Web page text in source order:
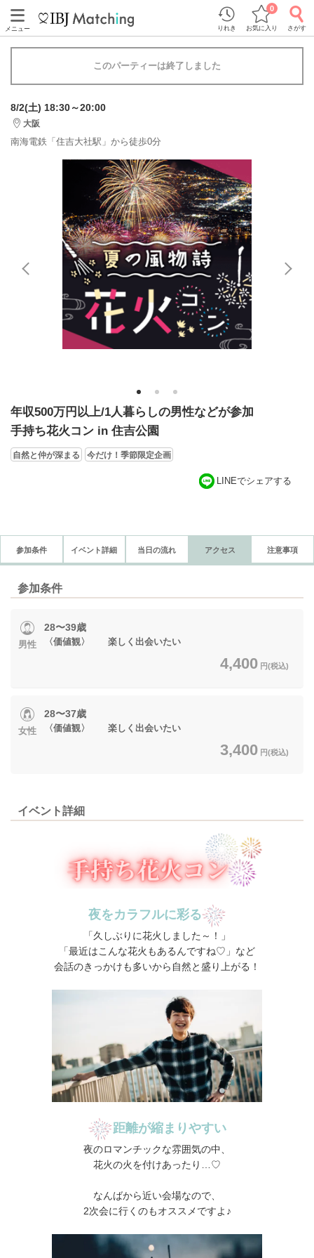
メニュー りれき お気に入り
0
さがす
このパーティーは終了しました
8/2(土) 18:30～20:00
大阪
南海電鉄「住吉大社駅」から徒歩0分
1 2 3
年収500万円以上/1人暮らしの男性などが参加
手持ち花火コン in 住吉公園
自然と仲が深まる 今だけ！季節限定企画
LINEでシェアする
参加条件 イベント詳細 当日の流れ アクセス 注意事項
参加条件
男性
28〜39歳
〈価値観〉 楽しく出会いたい
4,400 円(税込)
女性
28〜37歳
〈価値観〉 楽しく出会いたい
3,400 円(税込)
イベント詳細
夜をカラフルに彩る
「久しぶりに花火しました～！」
「最近はこんな花火もあるんですね♡」など
会話のきっかけも多いから自然と盛り上がる！
距離が縮まりやすい
夜のロマンチックな雰囲気の中、
花火の火を付けあったり…♡
なんばから近い会場なので、
2次会に行くのもオススメですよ♪